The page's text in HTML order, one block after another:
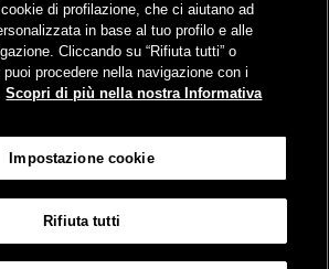
, Gruppo FS Italiane, è attiva nei servizi di
ed all'estero, che gestisce direttamente o
Viale Fratelli Rosselli, 80 - 50123 Firenze
di profilazione, che ci aiutano ad
in base al tuo profilo e alle
Cliccando su “Rifiuta tutti” o
procedere nella navigazione con i
Scopri di più nella nostra Informativa
Impostazione cookie
Rifiuta tutti